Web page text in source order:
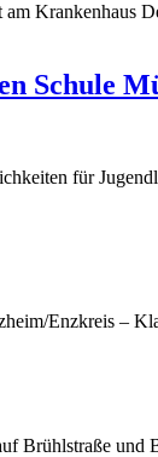
Krankenhaus
Schule
für
Enzkreis –
Brühlstraße und